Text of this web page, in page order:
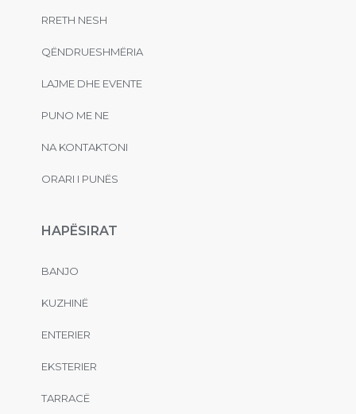
RRETH NESH
QËNDRUESHMËRIA
LAJME DHE EVENTE
PUNO ME NE
NA KONTAKTONI
ORARI I PUNËS
HAPËSIRAT
BANJO
KUZHINË
ENTERIER
EKSTERIER
TARRACË